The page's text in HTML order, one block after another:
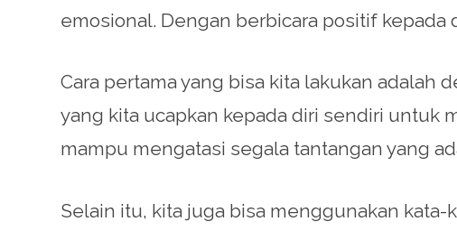
emosional. Dengan berbicara positif
Cara pertama yang bisa kita lakukan adalah
yang kita ucapkan kepada diri sendiri untuk
mampu mengatasi segala tantangan yang
Selain itu, kita juga bisa menggunakan